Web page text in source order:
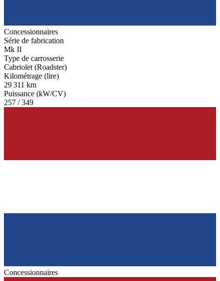
Concessionnaires
Série de fabrication
Mk II
Type de carrosserie
Cabriolet (Roadster)
Kilométrage (lire)
29 311 km
Puissance (kW/CV)
257 / 349
Concessionnaires